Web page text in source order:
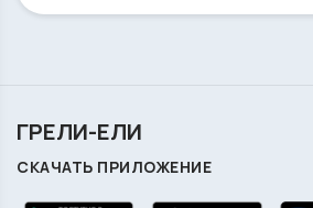
ГРЕЛИ-ЕЛИ
СКАЧАТЬ ПРИЛОЖЕНИЕ